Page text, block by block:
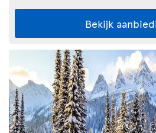
Bekijk